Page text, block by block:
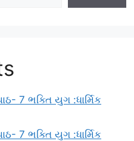
7 ભક્તિ યુગ :ધાર્મિક
7 ભક્તિ યુગ :ધાર્મિક